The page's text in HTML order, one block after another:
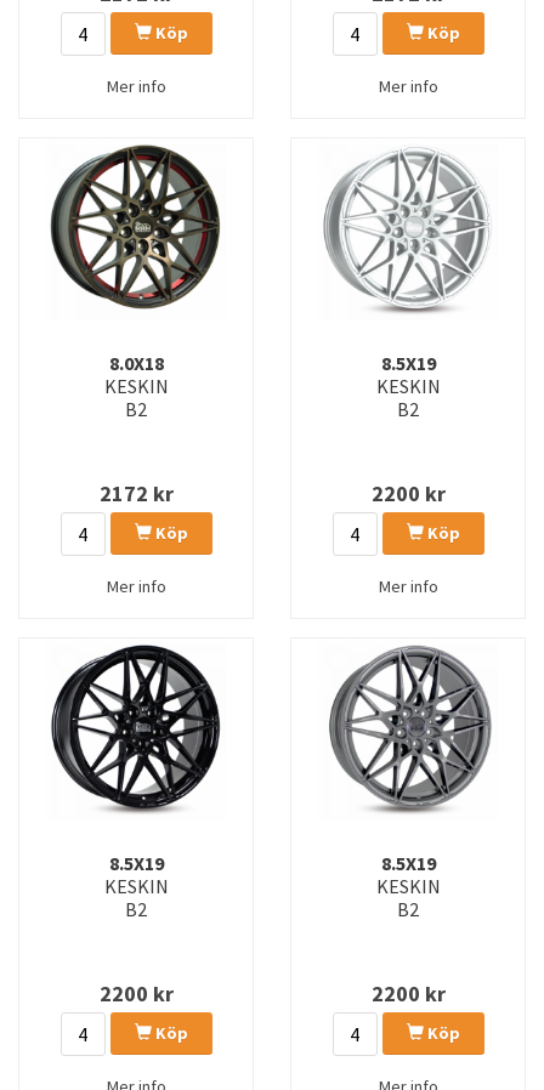
Köp
Mer info
Köp
Mer info
8.0X18
KESKIN
B2
2172 kr
Köp
Mer info
8.5X19
KESKIN
B2
2200 kr
Köp
Mer info
8.5X19
KESKIN
B2
2200 kr
Köp
8.5X19
KESKIN
B2
2200 kr
Köp